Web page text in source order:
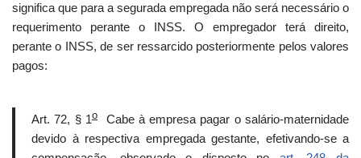
significa que para a segurada empregada não será necessário o
requerimento perante o INSS. O empregador terá direito,
perante o INSS, de ser ressarcido posteriormente pelos valores
pagos:
Art. 72, § 1oCabe à empresa pagar o salário-maternidade
devido à respectiva empregada gestante, efetivando-se a